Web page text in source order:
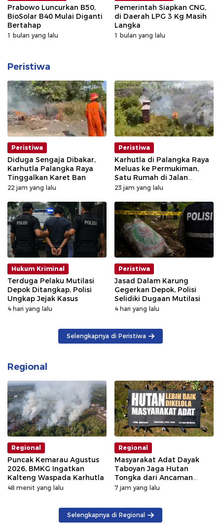
Prabowo Luncurkan B50,
BioSolar B40 Mulai Diganti
Bertahap
1 bulan yang lalu
Pemerintah Siapkan CNG,
di Daerah LPG 3 Kg Masih
Langka
1 bulan yang lalu
Peristiwa
Peristiwa
Diduga Sengaja Dibakar,
Karhutla Palangka Raya
Tinggalkan Karet Ban
22 jam yang lalu
Peristiwa
Karhutla di Palangka Raya
Meluas ke Permukiman,
Satu Rumah di Jalan
Kalibata Hangus Terbakar
23 jam yang lalu
Hukum Kriminal
Terduga Pelaku Mutilasi
Depok Ditangkap, Polisi
Ungkap Jejak Kasus
4 hari yang lalu
Peristiwa
Jasad Dalam Karung
Gegerkan Depok, Polisi
Selidiki Dugaan Mutilasi
4 hari yang lalu
Selengkapnya di Peristiwa
Regional
Regional
Puncak Kemarau Agustus
2026, BMKG Ingatkan
Kalteng Waspada Karhutla
48 menit yang lalu
Regional
Masyarakat Adat Dayak
Taboyan Jaga Hutan
Tongka dari Ancaman
Deforestasi
7 jam yang lalu
Selengkapnya di Regional